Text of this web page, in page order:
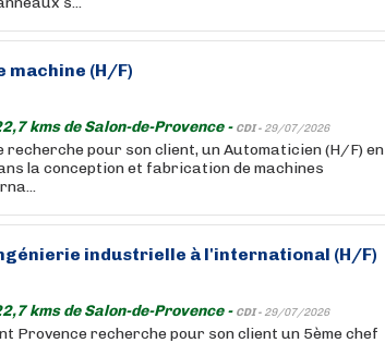
machine (H/F)
kms de Salon-de-Provence - CDI - 29/07/2026
pour son client, un Automaticien (H/F) en
la conception et fabrication de machines
industrielle à l'international (H/F)
kms de Salon-de-Provence - CDI - 29/07/2026
Provence recherche pour son client un 5ème chef